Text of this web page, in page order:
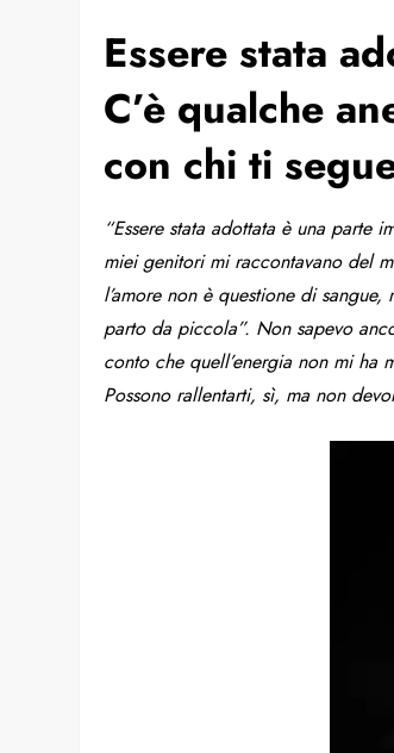
Essere stata
C’è qualche
con chi ti
“Essere stata adottata è una
miei genitori mi raccontavano del
l’amore non è questione di
parto da piccola”. Non sapevo
conto che quell’energia non mi ha
Possono rallentarti, sì, ma non